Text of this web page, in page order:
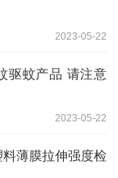
2023-05-22
驱蚊产品 请注意
2023-05-22
薄膜拉伸强度检